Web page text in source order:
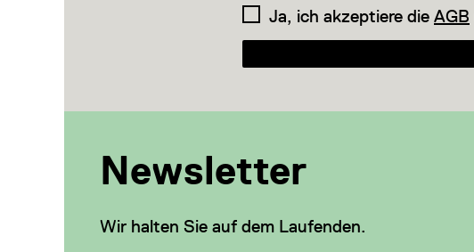
Ja, ich akzeptiere die AGB
Newsletter
Wir halten Sie auf dem Laufenden.